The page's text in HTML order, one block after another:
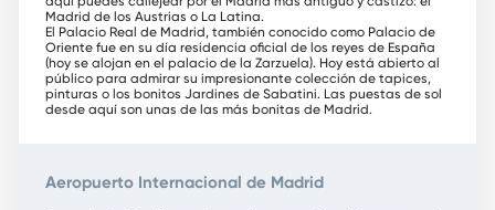
Madrid de los Austrias o La Latina.
El Palacio Real de Madrid, también conocido como Palacio de
Oriente fue en su día residencia oficial de los reyes de España
(hoy se alojan en el palacio de la Zarzuela). Hoy está abierto al
público para admirar su impresionante colección de tapices,
pinturas o los bonitos Jardines de Sabatini. Las puestas de sol
desde aquí son unas de las más bonitas de Madrid.
Aeropuerto Internacional de Madrid